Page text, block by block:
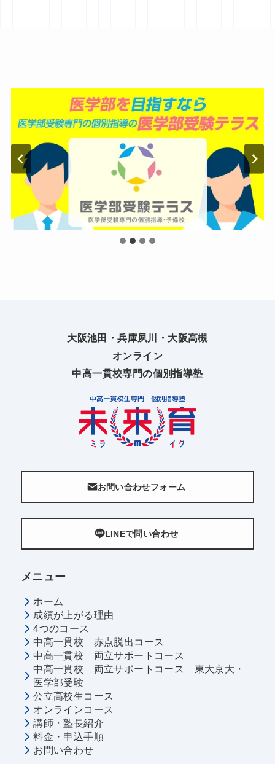
大阪池田・兵庫夙川・大阪高槻
オンライン
中高一貫校専門の個別指導塾
お問い合わせフォーム
LINEで問い合わせ
メニュー
ホーム
成績が上がる理由
4つのコース
中高一貫校 赤点脱出コース
中高一貫校 両立サポートコース
中高一貫校 両立サポートコース 東大京大・
医学部受験
公立高校生コース
オンラインコース
講師・塾長紹介
料金・申込手順
お問い合わせ